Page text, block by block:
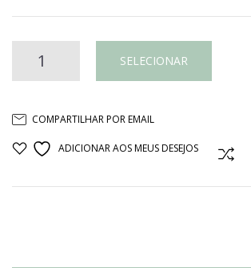
cerâmica
SELECIONAR
COMPARTILHAR POR EMAIL
ADICIONAR AOS MEUS DESEJOS